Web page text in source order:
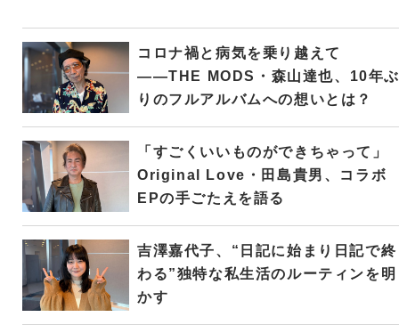
コロナ禍と病気を乗り越えて
――THE MODS・森山達也、10年ぶ
りのフルアルバムへの想いとは？
「すごくいいものができちゃって」
Original Love・田島貴男、コラボ
EPの手ごたえを語る
吉澤嘉代子、“日記に始まり日記で終
わる”独特な私生活のルーティンを明
かす